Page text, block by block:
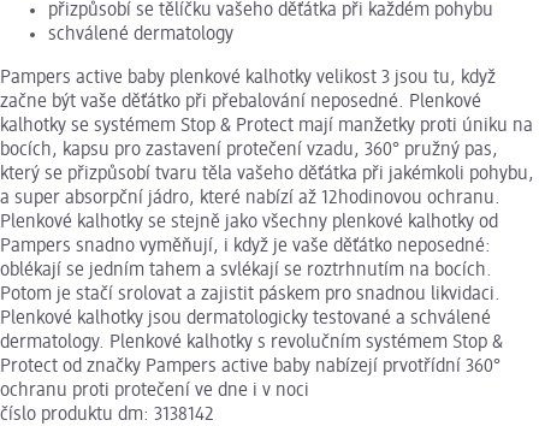
přizpůsobí se tělíčku vašeho děťátka při každém pohybu
schválené dermatology
Pampers active baby plenkové kalhotky velikost 3 jsou tu, když
začne být vaše děťátko při přebalování neposedné. Plenkové
kalhotky se systémem Stop & Protect mají manžetky proti úniku na
bocích, kapsu pro zastavení protečení vzadu, 360° pružný pas,
který se přizpůsobí tvaru těla vašeho děťátka při jakémkoli pohybu,
a super absorpční jádro, které nabízí až 12hodinovou ochranu.
Plenkové kalhotky se stejně jako všechny plenkové kalhotky od
Pampers snadno vyměňují, i když je vaše děťátko neposedné:
oblékají se jedním tahem a svlékají se roztrhnutím na bocích.
Potom je stačí srolovat a zajistit páskem pro snadnou likvidaci.
Plenkové kalhotky jsou dermatologicky testované a schválené
dermatology. Plenkové kalhotky s revolučním systémem Stop &
Protect od značky Pampers active baby nabízejí prvotřídní 360°
ochranu proti protečení ve dne i v noci
číslo produktu dm: 3138142